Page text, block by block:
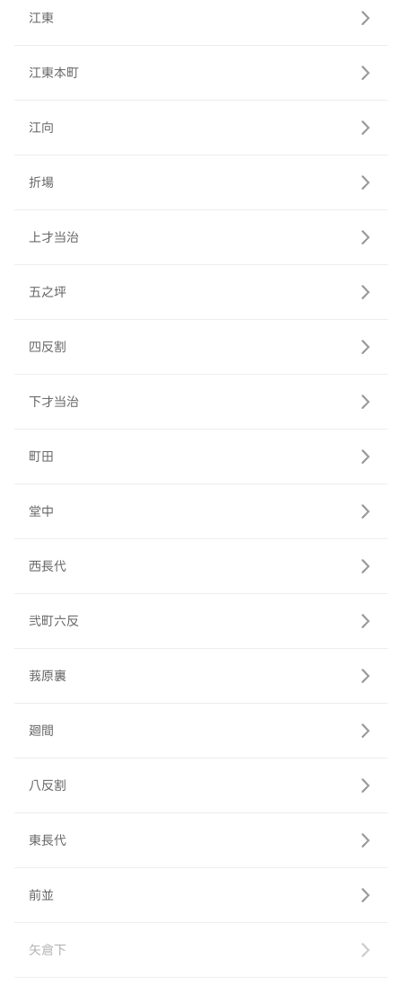
江東
江東本町
江向
折場
上才当治
五之坪
四反割
下才当治
町田
堂中
西長代
弐町六反
莪原裏
廻間
八反割
東長代
前並
矢倉下